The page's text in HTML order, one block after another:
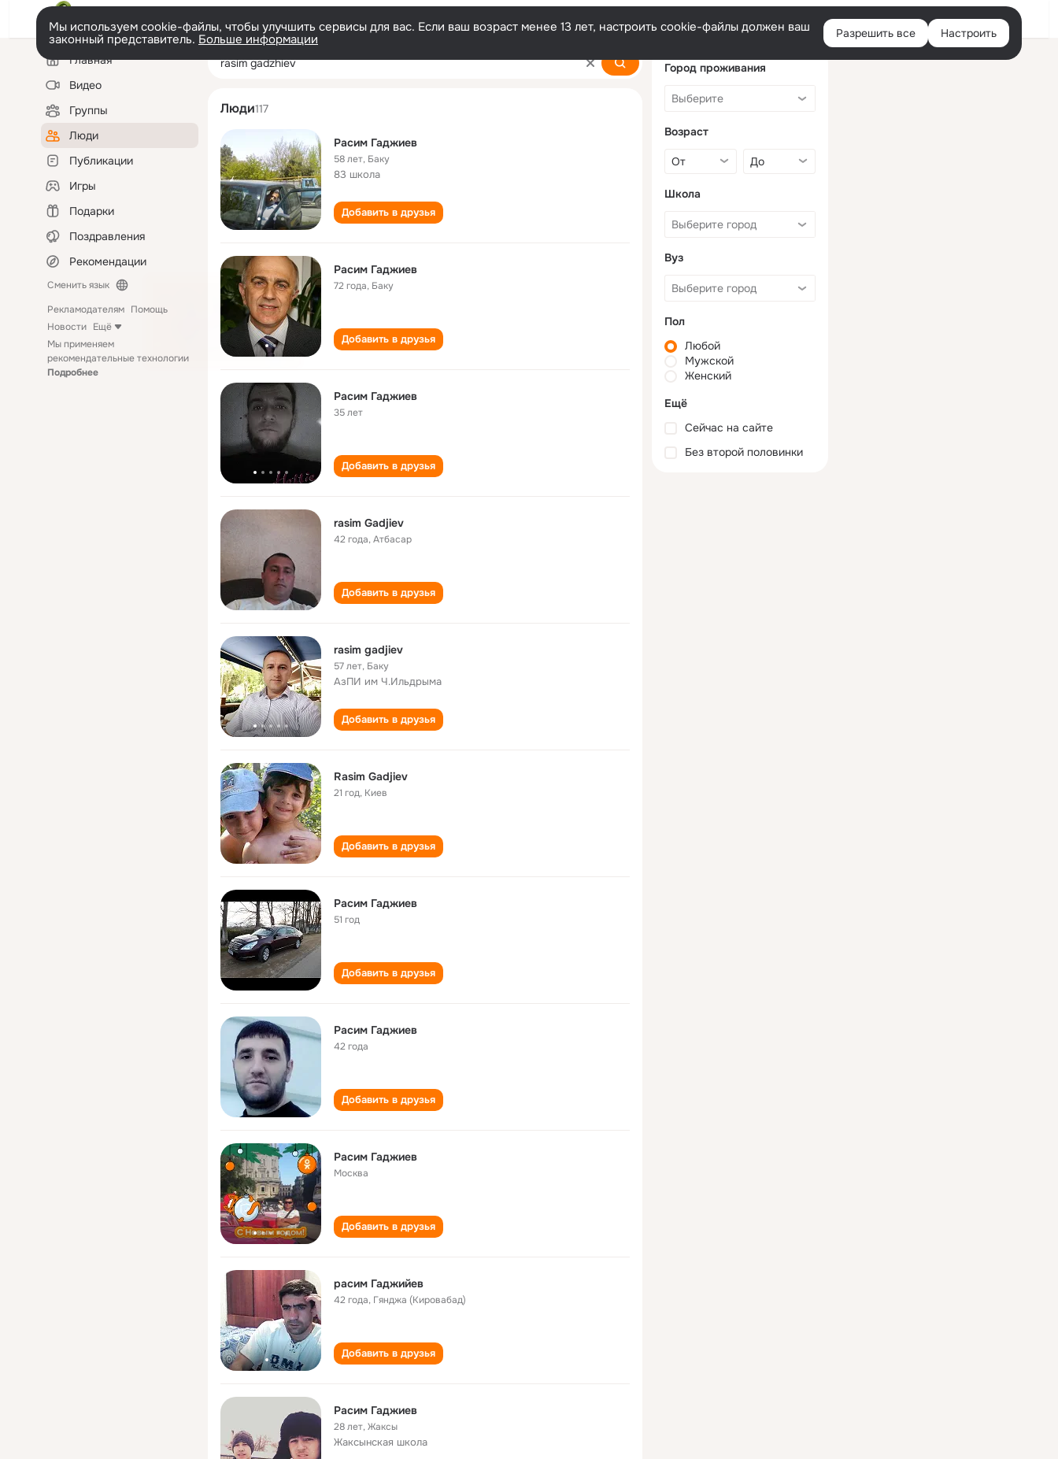
Войти
Мы используем cookie-файлы, чтобы улучшить сервисы для вас. Если ваш возраст менее 13 лет, настроить cookie-файлы должен ваш
законный представитель. Больше информации Разрешить все Настроить
Левая
колонкаГлавная
Видео
Группы
Люди
Публикации
Игры
Подарки
Поздравления
Рекомендации
Сменить язык
Рекламодателям Помощь
Новости Ещё
Мы применяем
рекомендательные технологии
Подробнее
rasim gadzhiev
Люди117
Расим Гаджиев
58 лет, Баку
83 школа
Добавить в друзья
Расим Гаджиев
72 года, Баку
Добавить в друзья
Расим Гаджиев
35 лет
Добавить в друзья
rasim Gadjiev
42 года,Атбасар
Добавить в друзья
rasim gadjiev
57 лет, Баку
АзПИ им Ч.Ильдрыма
Добавить в друзья
Rasim Gadjiev
21 год, Киев
Добавить в друзья
Расим Гаджиев
51 год
Добавить в друзья
Расим Гаджиев
42 года
Добавить в друзья
Расим Гаджиев
Москва
Добавить в друзья
расим Гаджийев
42 года, Гянджа (Кировабад)
Добавить в друзья
Расим Гаджиев
28 лет,Жаксы
Жаксынская школа
Город проживания
Возраст
Школа
Вуз
Пол
Любой
Мужской
Женский
Ещё
Сейчас на сайте
Без второй половинки